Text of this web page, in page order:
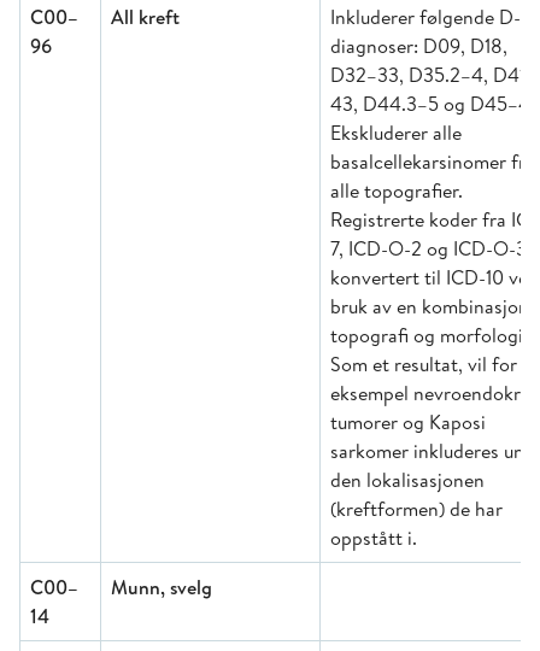
C00–
96
All kreft
Inkluderer følgende D-
diagnoser: D09, D18,
D32–33, D35.2–4, D41–
43, D44.3–5 og
Ekskluderer alle
basalcellekarsinomer fra
alle topografier.
Registrerte koder fra
7, ICD-O-2 og ICD-O-3
konvertert til ICD-10 ved
bruk av en kombinasjon
topografi og morfologi.
Som et resultat, vil for
eksempel
tumorer og Kaposi
sarkomer inkluderes
den lokalisasjonen
(kreftformen) de har
oppstått i.
C00–
14
Munn, svelg